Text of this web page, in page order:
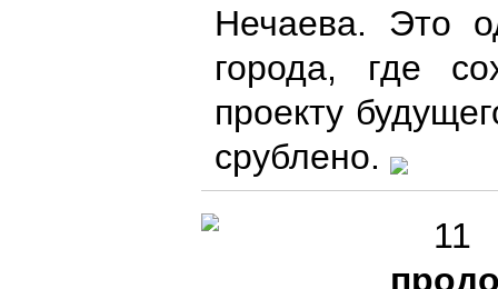
Нечаева. Это
города, где
проекту
срублено.